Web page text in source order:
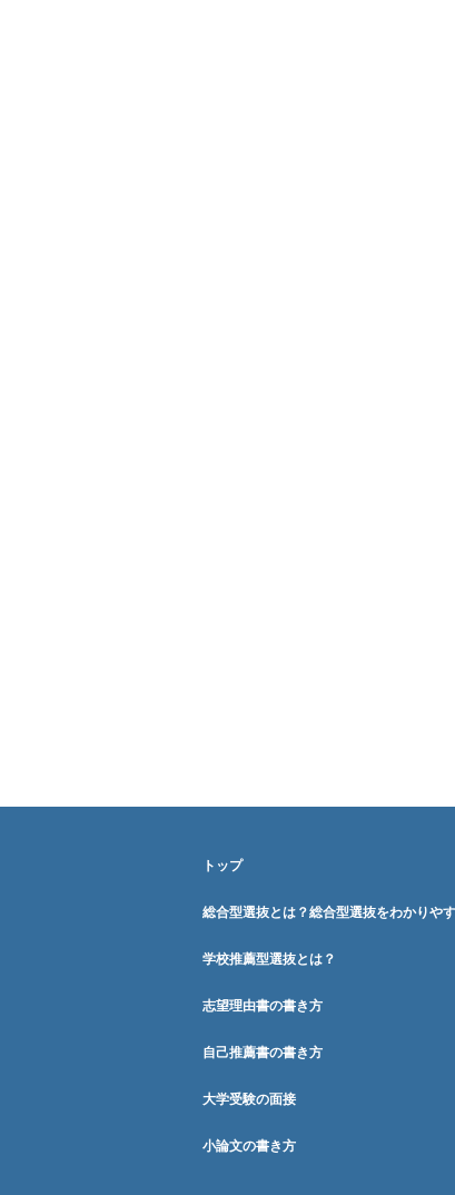
トップ
総合型選抜とは？総合型選抜をわかりや
学校推薦型選抜とは？
志望理由書の書き方
自己推薦書の書き方
大学受験の面接
小論文の書き方